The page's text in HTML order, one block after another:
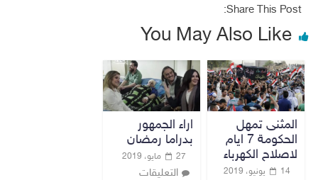
Share This Post:
You May Also Like
المثنى تمهل
الحكومة 7 ايام
لاصلاح الكهرباء
14 يونيو، 2019
اراء الجمهور
بدراما رمضان
27 مايو، 2019
التعليقات